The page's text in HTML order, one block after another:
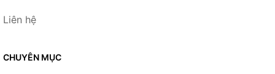
Liên hệ
CHUYÊN MỤC